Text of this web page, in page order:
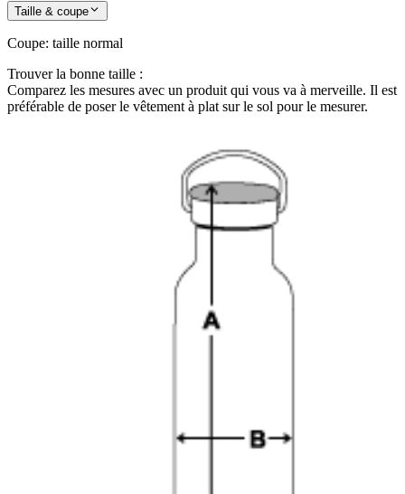
Taille & coupe
Coupe: taille normal
Trouver la bonne taille :
Comparez les mesures avec un produit qui vous va à merveille. Il est
préférable de poser le vêtement à plat sur le sol pour le mesurer.